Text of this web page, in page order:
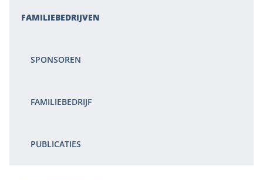
FAMILIEBEDRIJVEN
SPONSOREN
FAMILIEBEDRIJF
PUBLICATIES